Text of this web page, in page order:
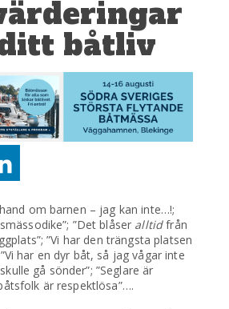
båtliv
om barnen – jag kan inte…!;
”Det blåser alltidfrån
”Vi har den trängsta platsen
har en dyr båt, så jag vågar inte
gå sönder”; ”Seglare är
är respektlösa”….